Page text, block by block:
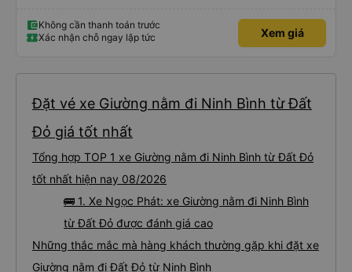
Không cần thanh toán trước
Xác nhận chỗ ngay lập tức
Xem giá
Đặt vé xe Giường nằm đi Ninh Bình từ Đất
Đỏ giá tốt nhất
Tổng hợp TOP 1 xe Giường nằm đi Ninh Bình từ Đất Đỏ
tốt nhất hiện nay 08/2026
🚌 1. Xe Ngọc Phát: xe Giường nằm đi Ninh Bình
từ Đất Đỏ được đánh giá cao
Những thắc mắc mà hàng khách thường gặp khi đặt xe
Giường nằm đi Đất Đỏ từ Ninh Bình